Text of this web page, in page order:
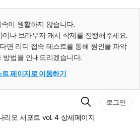
속이 원활하지 않습니다.
나 브라우저 캐시 삭제를 진행해주세요.
면 리디 접속 테스트를 통해 원인을 파악
방법을 안내드리겠습니다.
트 페이지로 이동하기
검
색
로그인
리오 서포트 vol. 4 상세페이지